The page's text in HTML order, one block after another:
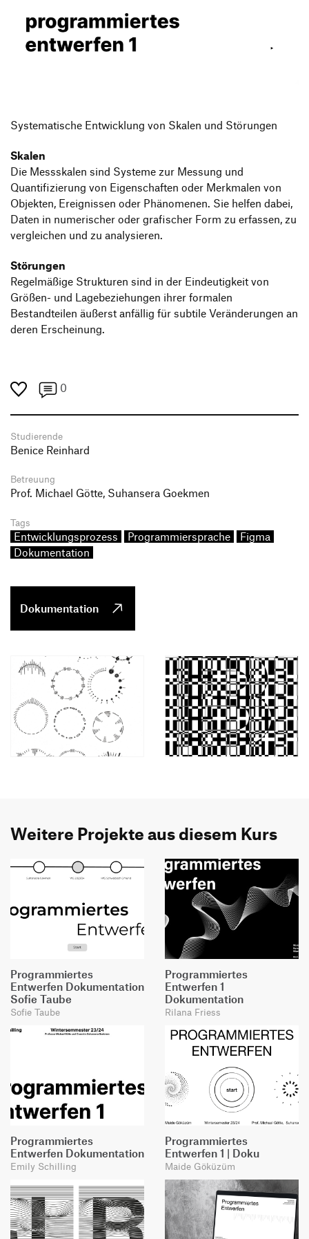
Strategische Gestaltung M.A.
Systematische Entwicklung von Skalen und Störungen
Skalen
Die Messskalen sind Systeme zur Messung und
Quantifizierung von Eigenschaften oder Merkmalen von
Objekten, Ereignissen oder Phänomenen. Sie helfen dabei,
Daten in numerischer oder grafischer Form zu erfassen, zu
vergleichen und zu analysieren.
Störungen
Regelmäßige Strukturen sind in der Eindeutigkeit von
Größen- und Lagebeziehungen ihrer formalen
Bestandteilen äußerst anfällig für subtile Veränderungen an
deren Erscheinung.
0
Studierende
Benice Reinhard
Betreuung
Prof. Michael Götte, Suhansera Goekmen
Tags
Entwicklungsprozess Programmiersprache
Figma
Dokumentation
Dokumentation
Weitere Projekte aus diesem Kurs
Programmiertes
Entwerfen Dokumentation
Sofie Taube
Sofie Taube
Programmiertes
Entwerfen 1
Dokumentation
Rilana Friess
Programmiertes
Entwerfen Dokumentation
Emily Schilling
Programmiertes
Entwerfen 1 | Doku
Maide Göküzüm